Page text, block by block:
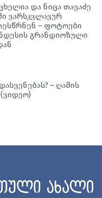
და ნიცა თავაძე
ვარსკვლავურ
– ფოტოები
გრანდიოზული
– ღამის
ახალი